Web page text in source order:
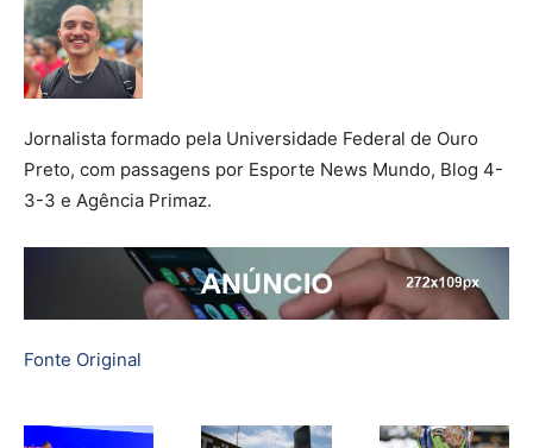
Jornalista formado pela Universidade Federal de Ouro
Preto, com passagens por Esporte News Mundo, Blog 4-
3-3 e Agência Primaz.
Fonte Original